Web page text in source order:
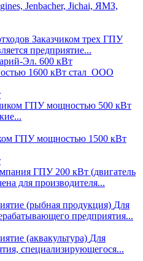
Jenbacher, Jichai, ЯМЗ,
Заказчиком трех ГПУ
предприятие...
Эл. 600 кВт
1600 кВт стал ООО
ГПУ мощностью 500 кВт
ГПУ мощностью 1500 кВт
ГПУ 200 кВт (двигатель
для производителя...
(рыбная продукция) Для
предприятия...
(аквакультура) Для
специализирующегося...